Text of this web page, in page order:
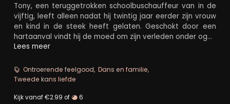
Tony, een teruggetrokken schoolbuschauffeur van in de
vijftig, leeft alleen nadat hij twintig jaar eerder zijn vrouw
en kind in de steek heeft gelaten. Geschokt door een
hartaanval vindt hij de moed om zijn verleden onder ogen
te zien en zich incognito in te schrijven voor de dansles
terugwinnen en zin geven aan zijn leven.
Lees meer
Ontroerende feelgood Dans en familie
Tweede kans liefde
Kijk vanaf €2.99 of 6